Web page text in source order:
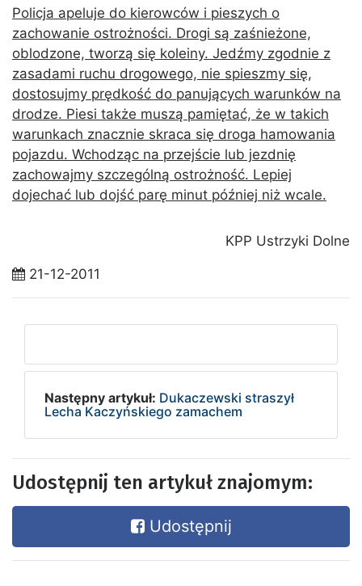
Policja apeluje do kierowców i pieszych o
zachowanie ostrożności. Drogi są zaśnieżone,
oblodzone, tworzą się koleiny. Jedźmy zgodnie z
zasadami ruchu drogowego, nie spieszmy się,
dostosujmy prędkość do panujących warunków na
drodze. Piesi także muszą pamiętać, że w takich
warunkach znacznie skraca się droga hamowania
pojazdu. Wchodząc na przejście lub jezdnię
zachowajmy szczególną ostrożność. Lepiej
dojechać lub dojść parę minut później niż wcale.
KPP Ustrzyki Dolne
21-12-2011
Następny artykuł: Dukaczewski straszył
Lecha Kaczyńskiego zamachem
Udostępnij ten artykuł znajomym:
Udostępnij